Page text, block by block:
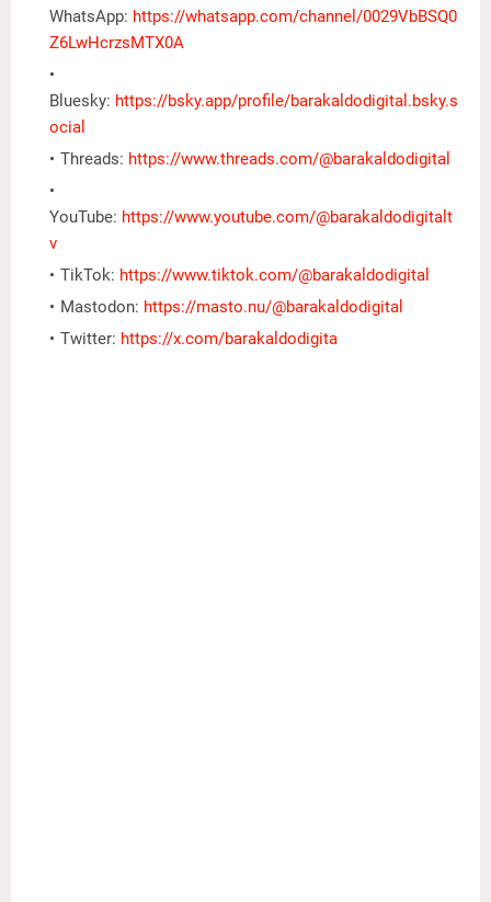
WhatsApp: https://whatsapp.com/channel/0029VbBSQ0
Z6LwHcrzsMTX0A
Bluesky: https://bsky.app/profile/barakaldodigital.bsky.s
ocial
Threads: https://www.threads.com/@barakaldodigital
YouTube: https://www.youtube.com/@barakaldodigitalt
v
TikTok: https://www.tiktok.com/@barakaldodigital
Mastodon: https://masto.nu/@barakaldodigital
Twitter: https://x.com/barakaldodigita